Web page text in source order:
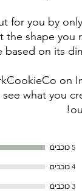
for you by
the shape you
based on its
on
what you
5 כוכבים
4 כוכבים
3 כוכבים